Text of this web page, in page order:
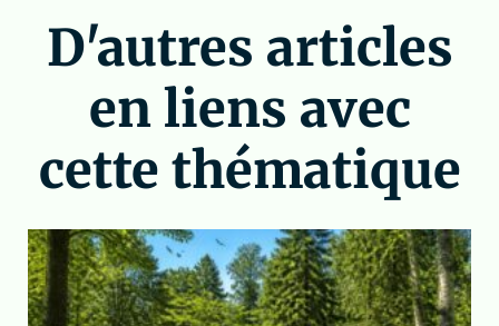
D'autres articles
en liens avec
cette thématique